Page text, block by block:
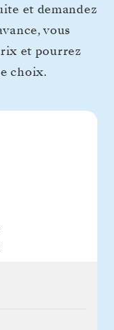
et demandez
vous
et pourrez
choix.